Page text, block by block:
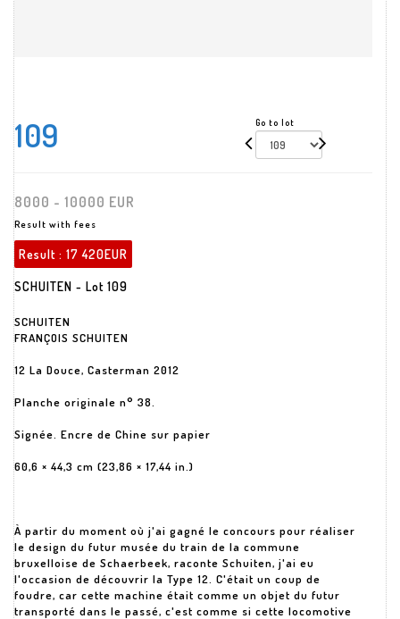
109 Go to lot
8000 - 10000 EUR
Result with fees
Result : 17 420EUR
SCHUITEN - Lot 109
SCHUITEN
FRANÇOIS SCHUITEN
12 La Douce, Casterman 2012
Planche originale n° 38.
Signée. Encre de Chine sur papier
60,6 × 44,3 cm (23,86 × 17,44 in.)
À partir du moment où j'ai gagné le concours pour réaliser
le design du futur musée du train de la commune
bruxelloise de Schaerbeek, raconte Schuiten, j'ai eu
l'occasion de découvrir la Type 12. C'était un coup de
foudre, car cette machine était comme un objet du futur
transporté dans le passé, c'est comme si cette locomotive